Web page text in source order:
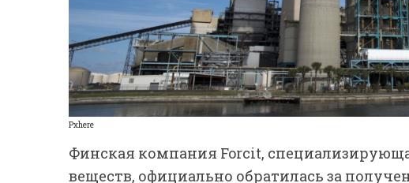
Pxhere
Финская компания Forcit,
веществ, официально обратилась за